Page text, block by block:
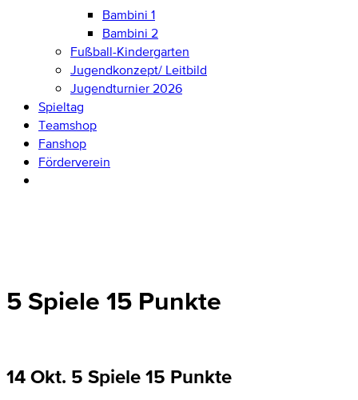
Bambini 1
Bambini 2
Fußball-Kindergarten
Jugendkonzept/ Leitbild
Jugendturnier 2026
Spieltag
Teamshop
Fanshop
Förderverein
5 Spiele 15 Punkte
14 Okt. 5 Spiele 15 Punkte